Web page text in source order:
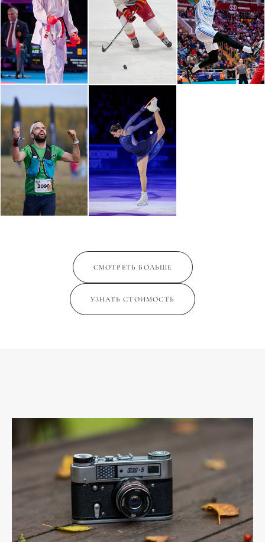
СМОТРЕТЬ БОЛЬШЕ
УЗНАТЬ СТОИМОСТЬ